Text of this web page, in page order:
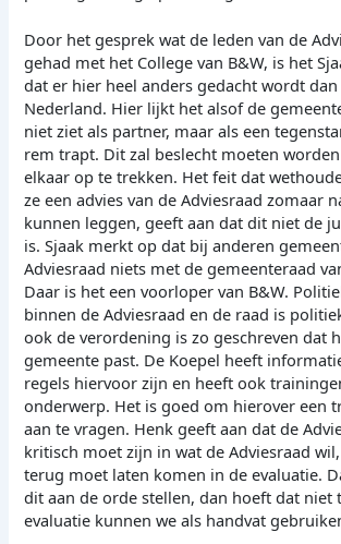
Door het gesprek wat de leden van de
gehad met het College van B&W, is het
dat er hier heel anders gedacht wordt
Nederland. Hier lijkt het alsof de
niet ziet als partner, maar als een
rem trapt. Dit zal beslecht moeten
elkaar op te trekken. Het feit dat
ze een advies van de Adviesraad zomaar
kunnen leggen, geeft aan dat dit niet de
is. Sjaak merkt op dat bij anderen
Adviesraad niets met de gemeenteraad
Daar is het een voorloper van B&W.
binnen de Adviesraad en de raad is
ook de verordening is zo geschreven dat
gemeente past. De Koepel heeft
regels hiervoor zijn en heeft ook
onderwerp. Het is goed om hierover een
aan te vragen. Henk geeft aan dat de
kritisch moet zijn in wat de Adviesraad
terug moet laten komen in de evaluatie.
dit aan de orde stellen, dan hoeft dat niet
evaluatie kunnen we als handvat